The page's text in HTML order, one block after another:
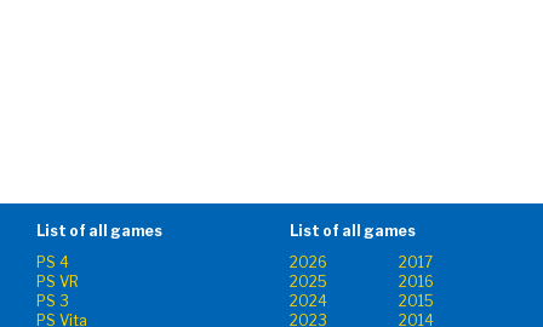
List of all games
PS 4
PS VR
PS 3
PS Vita
List of all games
2026
2017
2025
2016
2024
2015
2023
2014